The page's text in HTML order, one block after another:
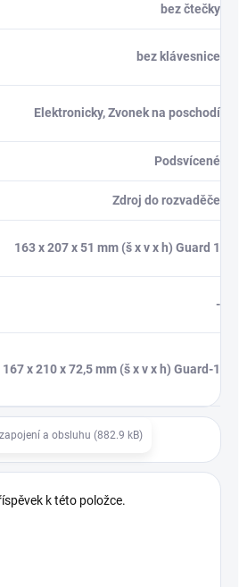
bez čtečky
bez klávesnice
Elektronicky, Zvonek na poschodí
Podsvícené
Zdroj do rozvaděče
163 x 207 x 51 mm (š x v x h) Guard 1
-
167 x 210 x 72,5 mm (š x v x h) Guard-1
a obsluhu (882.9 kB)
k této položce.